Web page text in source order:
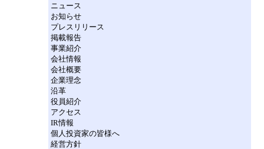
ニュース
お知らせ
プレスリリース
掲載報告
事業紹介
会社情報
会社概要
企業理念
沿革
役員紹介
アクセス
IR情報
個人投資家の皆様へ
経営方針